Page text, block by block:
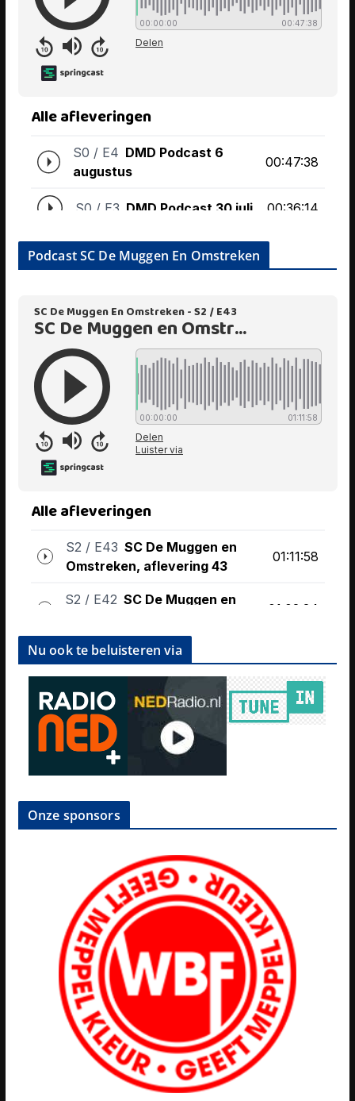
Podcast SC De Muggen En Omstreken
Nu ook te beluisteren via
Onze sponsors